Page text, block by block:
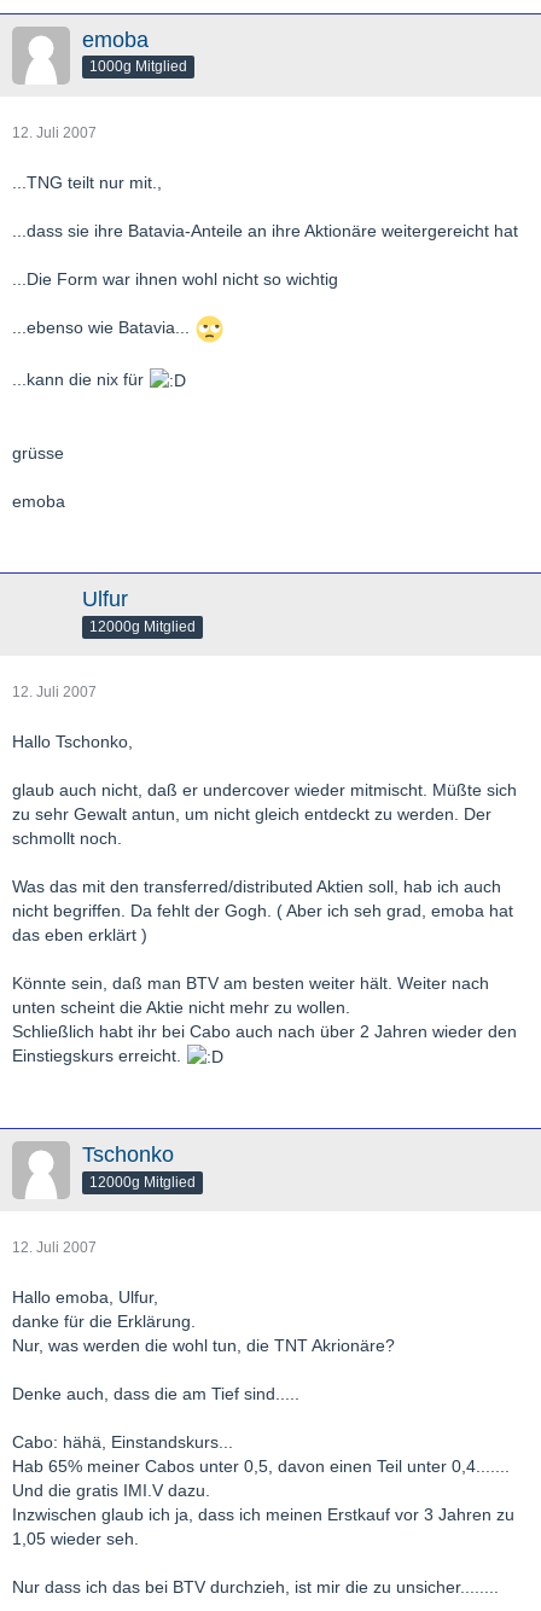
emoba
1000g Mitglied
12. Juli 2007
...TNG teilt nur mit.,
...dass sie ihre Batavia-Anteile an ihre Aktionäre weitergereicht hat
...Die Form war ihnen wohl nicht so wichtig
...ebenso wie Batavia...
...kann die nix für
grüsse
emoba
Ulfur
12000g Mitglied
12. Juli 2007
Hallo Tschonko,
glaub auch nicht, daß er undercover wieder mitmischt. Müßte sich
zu sehr Gewalt antun, um nicht gleich entdeckt zu werden. Der
schmollt noch.
Was das mit den transferred/distributed Aktien soll, hab ich auch
nicht begriffen. Da fehlt der Gogh. ( Aber ich seh grad, emoba hat
das eben erklärt )
Könnte sein, daß man BTV am besten weiter hält. Weiter nach
unten scheint die Aktie nicht mehr zu wollen.
Schließlich habt ihr bei Cabo auch nach über 2 Jahren wieder den
Einstiegskurs erreicht.
Tschonko
12000g Mitglied
12. Juli 2007
Hallo emoba, Ulfur,
danke für die Erklärung.
Nur, was werden die wohl tun, die TNT Akrionäre?
Denke auch, dass die am Tief sind.....
Cabo: hähä, Einstandskurs...
Hab 65% meiner Cabos unter 0,5, davon einen Teil unter 0,4.......
Und die gratis IMI.V dazu.
Inzwischen glaub ich ja, dass ich meinen Erstkauf vor 3 Jahren zu
1,05 wieder seh.
Nur dass ich das bei BTV durchzieh, ist mir die zu unsicher........